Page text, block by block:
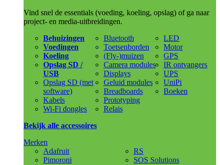
Vind snel de essentials (voeding, koeling, opslag) of ga naar
project- en media-uitbreidingen.
Behuizingen
Voedingen
Koeling
Opslag SD /
USB
Opslag SD (met
software)
Kabels
Wi-Fi dongles
Bluetooth
Toetsenborden
(Fly-)muizen
Camera modules
Displays
Geluid modules
Breadboards
Prototyping
Relais
LED
Motor
GPS
IR ontvangers
UPS
UniPi
Boeken
Bekijk alle accessoires
Merken
Adafruit
Pimoroni
RS
SOS Solutions